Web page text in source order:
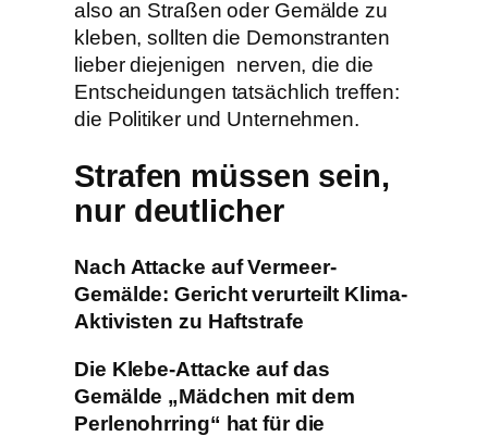
also an Straßen oder Gemälde zu
kleben, sollten die Demonstranten
lieber diejenigen nerven, die die
Entscheidungen tatsächlich treffen:
die Politiker und Unternehmen.
Strafen müssen sein,
nur deutlicher
Nach Attacke auf Vermeer-
Gemälde: Gericht verurteilt Klima-
Aktivisten zu Haftstrafe
Die Klebe-Attacke auf das
Gemälde „Mädchen mit dem
Perlenohrring“ hat für die